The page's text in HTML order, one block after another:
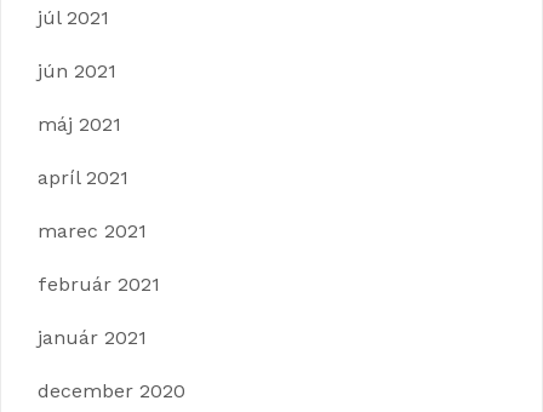
júl 2021
jún 2021
máj 2021
apríl 2021
marec 2021
február 2021
január 2021
december 2020